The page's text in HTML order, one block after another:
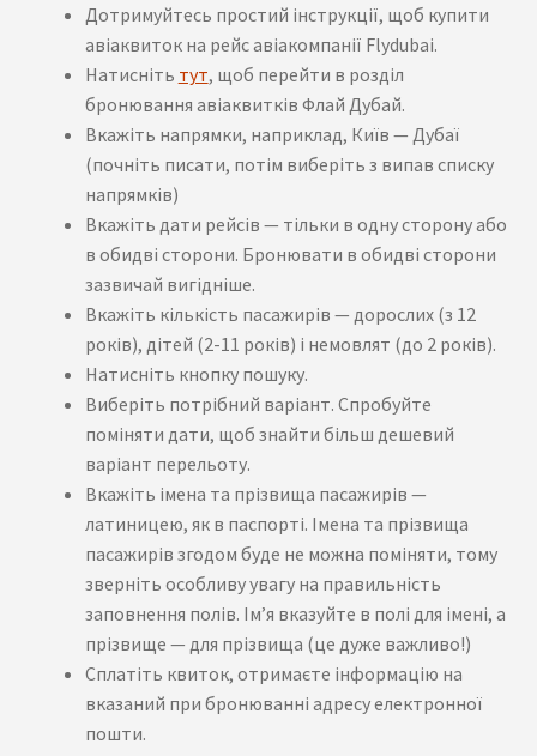
Дотримуйтесь простий інструкції, щоб купити
авіаквиток на рейс авіакомпанії Flydubai.
Натисніть тут, щоб перейти в розділ
бронювання авіаквитків Флай Дубай.
Вкажіть напрямки, наприклад, Київ — Дубаї
(почніть писати, потім виберіть з випав списку
напрямків)
Вкажіть дати рейсів — тільки в одну сторону або
в обидві сторони. Бронювати в обидві сторони
зазвичай вигідніше.
Вкажіть кількість пасажирів — дорослих (з 12
років), дітей (2-11 років) і немовлят (до 2 років).
Натисніть кнопку пошуку.
Виберіть потрібний варіант. Спробуйте
поміняти дати, щоб знайти більш дешевий
варіант перельоту.
Вкажіть імена та прізвища пасажирів —
латиницею, як в паспорті. Імена та прізвища
пасажирів згодом буде не можна поміняти, тому
зверніть особливу увагу на правильність
заповнення полів. Ім’я вказуйте в полі для імені, а
прізвище — для прізвища (це дуже важливо!)
Сплатіть квиток, отримаєте інформацію на
вказаний при бронюванні адресу електронної
пошти.